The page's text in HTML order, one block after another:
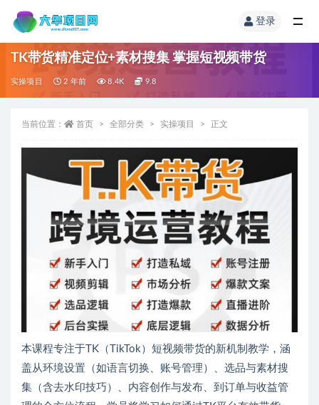
登录
TK带货精准定位+素材搜集 掌握短视频带货
实操项目 2 年前 8.4K 9.8
当前位置： 首页 全部分类 实操项目 正文
本课程专注于TK（TikTok）短视频带货的新机制教学，涵
盖从环境设置（如语言切换、账号管理）、选品与素材搜
集（含去水印技巧）、内容创作与发布、到订单与收益管